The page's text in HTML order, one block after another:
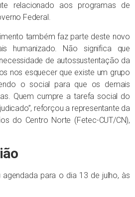
relacionado aos programas de
Federal.
também faz parte deste novo
humanizado. Não significa que
de autossustentação da
nos esquecer que existe um grupo
o social para que os demais
Quem cumpre a tarefa social do
reforçou a representante da
do Centro Norte (Fetec-CUT/CN),
para o dia 13 de julho, às